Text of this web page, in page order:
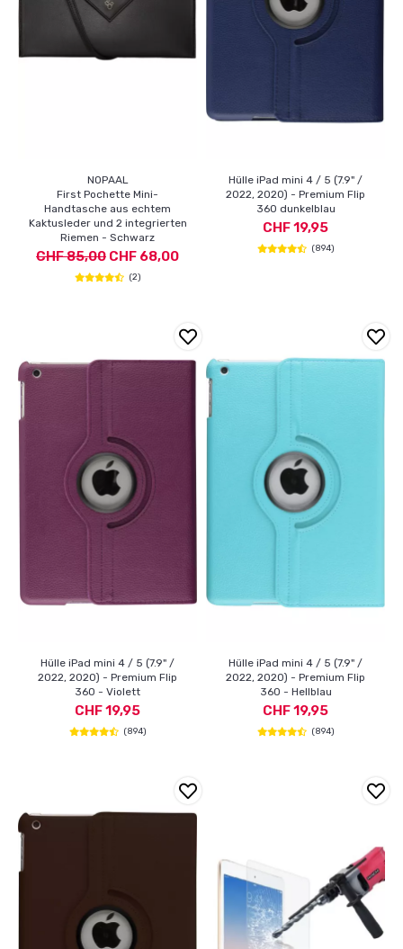
NOPAAL
First Pochette Mini-
Handtasche aus echtem
Kaktusleder und 2 integrierten
Riemen - Schwarz
CHF 85,00 CHF 68,00
(2)
Hülle iPad mini 4 / 5 (7.9" /
2022, 2020) - Premium Flip
360 dunkelblau
CHF 19,95
(894)
Hülle iPad mini 4 / 5 (7.9" /
2022, 2020) - Premium Flip
360 - Violett
CHF 19,95
(894)
Hülle iPad mini 4 / 5 (7.9" /
2022, 2020) - Premium Flip
360 - Hellblau
CHF 19,95
(894)